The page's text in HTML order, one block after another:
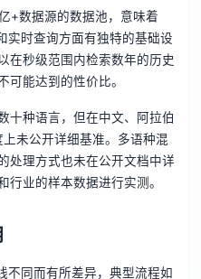
+数据源的数据池，意味着
实时查询方面有独特的基础设
在秒级范围内检索数年的历史
能达到的性价比。
十种语言，但在中文、阿拉伯
未公开详细基准。多语种混
处理方式也未在公开文档中详
行业的样本数据进行实测。
不同而有所差异，典型流程如